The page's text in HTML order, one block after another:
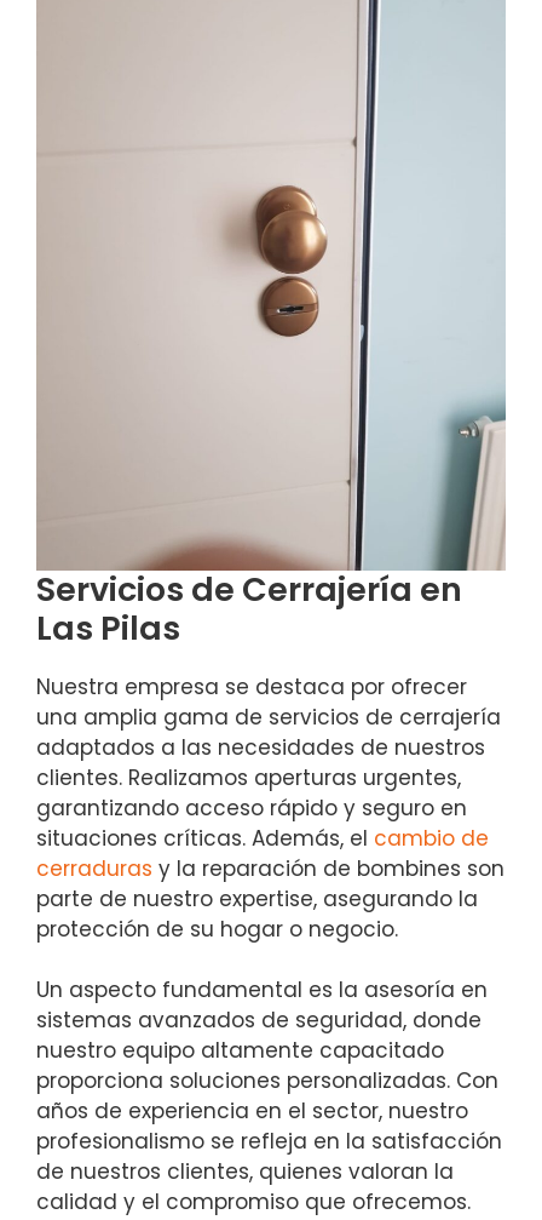
Servicios de Cerrajería en
Las Pilas
Nuestra empresa se destaca por ofrecer
una amplia gama de servicios de cerrajería
adaptados a las necesidades de nuestros
clientes. Realizamos aperturas urgentes,
garantizando acceso rápido y seguro en
situaciones críticas. Además, el cambio de
cerraduras y la reparación de bombines son
parte de nuestro expertise, asegurando la
protección de su hogar o negocio.
Un aspecto fundamental es la asesoría en
sistemas avanzados de seguridad, donde
nuestro equipo altamente capacitado
proporciona soluciones personalizadas. Con
años de experiencia en el sector, nuestro
profesionalismo se refleja en la satisfacción
de nuestros clientes, quienes valoran la
calidad y el compromiso que ofrecemos.